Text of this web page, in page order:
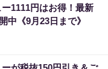
1111円はお得！最新
中《9月23日まで》